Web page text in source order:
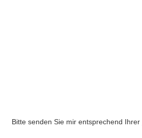
Bitte senden Sie mir entsprechend Ihrer